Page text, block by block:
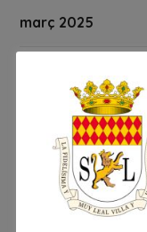
març 2025
gener 2025
desembre 2024
novembre 2024